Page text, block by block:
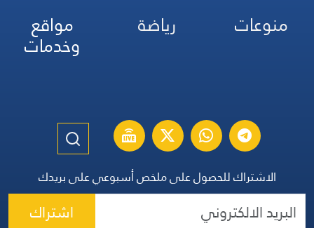
منوعات
رياضة مواقع
وخدمات
الاشتراك للحصول على ملخص أسبوعي على بريدك
اشتراك